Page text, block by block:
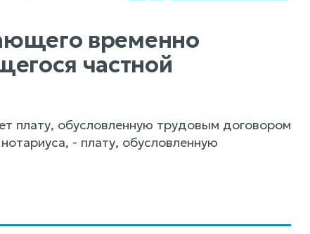
временно
частной
плату, обусловленную трудовым договором
- плату, обусловленную